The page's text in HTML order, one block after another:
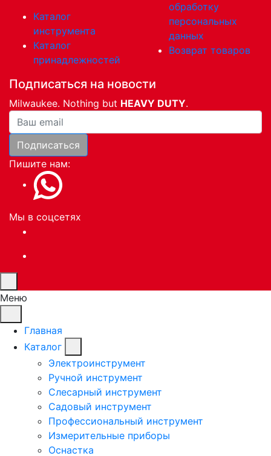
Каталог
инструмента
Каталог
принадлежностей
обработку
персональных
данных
Возврат товаров
Подписаться на новости
Milwaukee. Nothing but HEAVY DUTY.
Ваша почта
Подписаться
Пишите нам:
Мы в соцсетях
Меню
Главная
Каталог
Электроинструмент
Ручной инструмент
Слесарный инструмент
Садовый инструмент
Профессиональный инструмент
Измерительные приборы
Оснастка